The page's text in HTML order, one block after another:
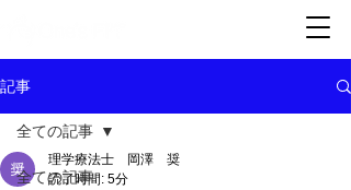
記事
全ての記事
全ての記事
理学療法士 岡澤 奨
読了時間: 5分